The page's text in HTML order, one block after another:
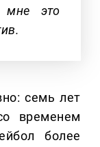
это
семь лет
временем
более